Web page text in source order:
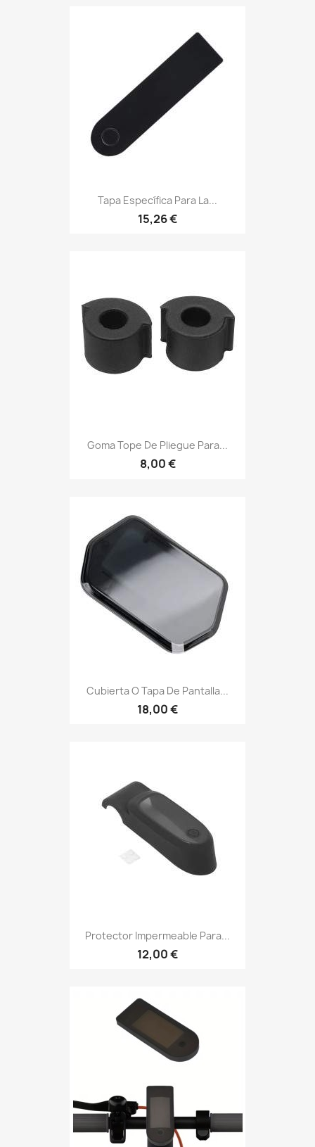
Tapa Específica Para La...
15,26 €
Goma Tope De Pliegue Para...
8,00 €
Cubierta O Tapa De Pantalla...
18,00 €
Protector Impermeable Para...
12,00 €